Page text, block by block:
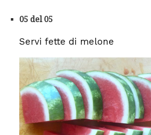
05 del 05
Servi fette di melone